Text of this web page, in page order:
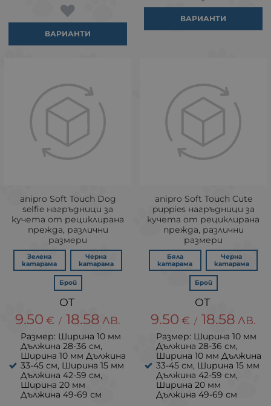
ВАРИАНТИ
ВАРИАНТИ
аnipro Soft Touch Dog
selfie нагръдници за
кучета от рециклирана
прежда, различни
размери
Зелена
катарама
Черна
катарама
Брой
9.50 € / 18.58 ЛВ.
Размер: Ширина 10 мм
Дължина 28-36 см,
Ширина 10 мм Дължина
33-45 см, Ширина 15 мм
Дължина 42-59 см,
Ширина 20 мм
Дължина 49-69 см
аnipro Soft Touch Cute
puppies нагръдници за
кучета от рециклирана
прежда, различни
размери
Бяла
катарама
Черна
катарама
Брой
9.50 € / 18.58 ЛВ.
Размер: Ширина 10 мм
Дължина 28-36 см,
Ширина 10 мм Дължина
33-45 см, Ширина 15 мм
Дължина 42-59 см,
Ширина 20 мм
Дължина 49-69 см